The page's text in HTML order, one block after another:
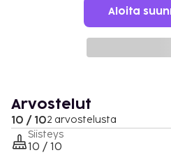
Aloita
Arvostelut
10 / 102 arvostelusta
Siisteys
10 / 10